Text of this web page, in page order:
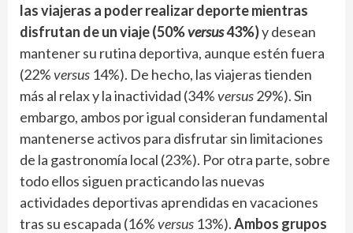
las viajeras a poder realizar deporte mientras
disfrutan de un viaje (50%versus43%)y desean
mantener su rutina deportiva, aunque estén fuera
(22%versus 14%). De hecho, las viajeras tienden
más al relax y la inactividad (34%versus29%). Sin
embargo, ambos por igual consideran fundamental
mantenerse activos para disfrutar sin limitaciones
de la gastronomía local (23%). Por otra parte, sobre
todo ellos siguen practicando las nuevas
actividades deportivas aprendidas en vacaciones
tras su escapada (16%versus 13%).Ambos grupos